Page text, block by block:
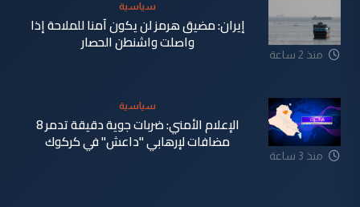
منذ 2 ساعة
سياسية
إيران: مضيق هرمز لن يكون آمنا للملاحة إذا
واصلت واشنطن الحصار
منذ 3 ساعة
سياسية
الإعلام الأمني: ضربات جوية دقيقة تدمر 8
مضافات لإرهابي "داعش" في كركوك